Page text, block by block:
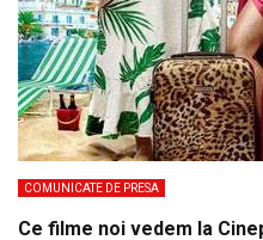
COMUNICATE DE PRESA
Ce filme noi vedem la